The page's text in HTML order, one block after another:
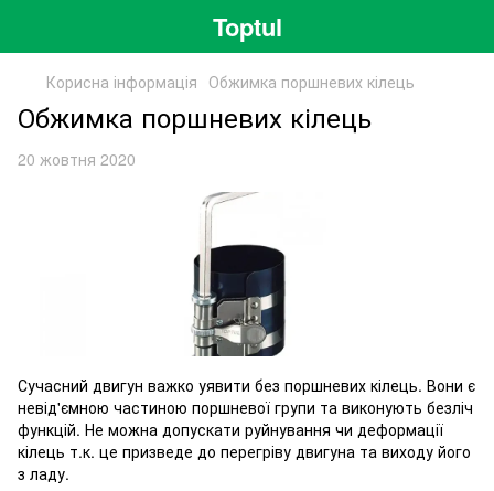
Toptul
Корисна інформація Обжимка поршневих кілець
Обжимка поршневих кілець
20 жовтня 2020
Сучасний двигун важко уявити без поршневих кілець. Вони є
невід'ємною частиною поршневої групи та виконують безліч
функцій. Не можна допускати руйнування чи деформації
кілець т.к. це призведе до перегріву двигуна та виходу його
з ладу.